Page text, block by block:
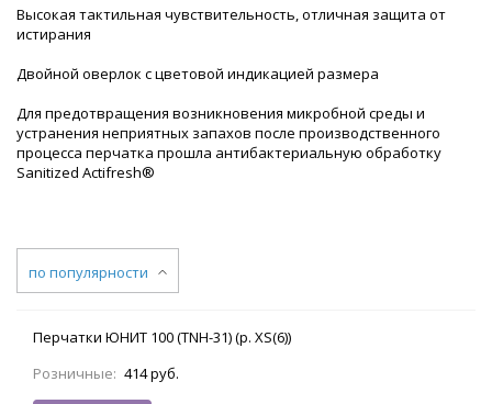
Высокая тактильная чувствительность, отличная защита от
истирания
Двойной оверлок с цветовой индикацией размера
Для предотвращения возникновения микробной среды и
устранения неприятных запахов после производственного
процесса перчатка прошла антибактериальную обработку
Sanitized Actifresh®
по популярности
Перчатки ЮНИТ 100 (TNH-31) (р. XS(6))
Розничные: 414 руб.